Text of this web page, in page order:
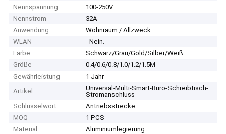
Nennspannung
100-250V
Nennstrom
32A
Anwendung
Wohnraum / Allzweck
WLAN
- Nein.
Farbe
Schwarz/Grau/Gold/Silber/Weiß
Größe
0.4/0.6/0.8/1.0/1.2/1.5M
Gewährleistung
1 Jahr
Artikel
Universal-Multi-Smart-Büro-Schreibtisch-
Stromanschluss
Schlüsselwort
Antriebsstrecke
MOQ
1 PCS
Material
Aluminiumlegierung